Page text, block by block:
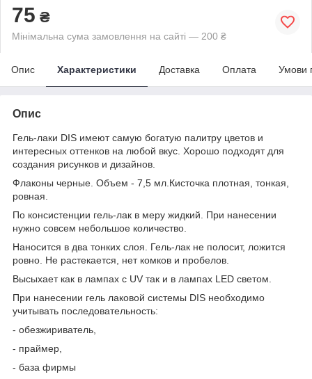
75 ₴
Мінімальна сума замовлення на сайті — 200 ₴
Опис Характеристики Доставка Оплата Умови
Опис
Гель-лаки DIS имеют самую богатую палитру цветов и
интересных оттенков на любой вкус. Хорошо подходят для
создания рисунков и дизайнов.
Флаконы черные. Объем - 7,5 мл.Кисточка плотная, тонкая,
ровная.
По консистенции гель-лак в меру жидкий. При нанесении
нужно совсем небольшое количество.
Наносится в два тонких слоя. Гель-лак не полосит, ложится
ровно. Не растекается, нет комков и пробелов.
Высыхает как в лампах с UV так и в лампах LED светом.
При нанесении гель лаковой системы DIS необходимо
учитывать последовательность:
- обезжириватель,
- праймер,
- база фирмы